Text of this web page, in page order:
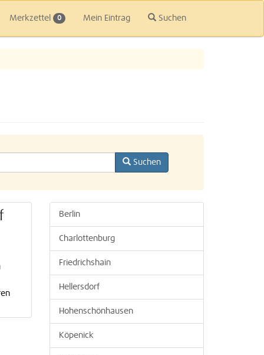
Merkzettel 0 Mein Eintrag Suchen
Suchen
Berlin
Charlottenburg
Friedrichshain
Hellersdorf
Hohenschönhausen
Köpenick